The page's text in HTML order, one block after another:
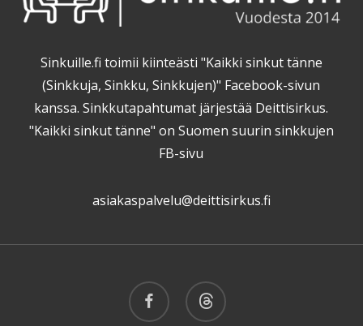
Sinkuille.fi toimii kiinteästi "Kaikki sinkut tänne
(Sinkkuja, Sinkku, Sinkkujen)" Facebook-sivun
kanssa. Sinkkutapahtumat järjestää Deittisirkus.
"Kaikki sinkut tänne" on Suomen suurin sinkkujen
FB-sivu
asiakaspalvelu@deittisirkus.fi
facebook threads